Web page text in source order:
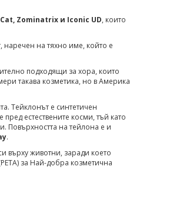
Zominatrix и Iconic UD, които
наречен на тяхно име, който е
подходящи за хора, които
такава козметика, но в Америка
Тейклонът е синтетичен
естествените косми, тъй като
Повърхността на тейлона е и
.
върху животни, заради което
за Най-добра козметична